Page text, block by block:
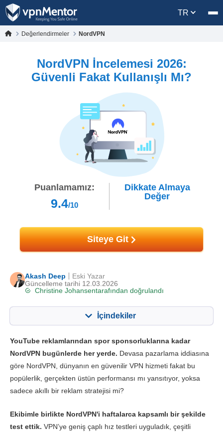
TR
Değerlendirmeler NordVPN
NordVPN İncelemesi 2026:
Güvenli Fakat Kullanışlı Mı?
Puanlamamız:
9.4/10
Dikkate Almaya
Değer
Siteye Git
Akash Deep
Güncelleme tarihi 12.03.2026
Christine Johansentarafından doğrulandı
Eski Yazar
İçindekiler
Önemli Özellikler 9.4
Yayın Desteği 9.8
YouTube reklamlarından spor sponsorluklarına kadar
NordVPN bugünlerde her yerde. Devasa pazarlama iddiasına
göre NordVPN, dünyanın en güvenilir VPN hizmeti fakat bu
popülerlik, gerçekten üstün performansı mı yansıtıyor, yoksa
sadece akıllı bir reklam stratejisi mi?
Ekibimle birlikte NordVPN'i haftalarca kapsamlı bir şekilde
test ettik. VPN’ye geniş çaplı hız testleri uyguladık, çeşitli